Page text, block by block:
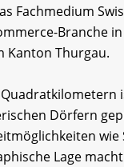
Fachmedium
Branche
Kanton Thurgau.
Dörfern
Lage